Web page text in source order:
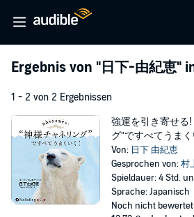
Ergebnis von "日下-由紀恵"
1 - 2 von 2 Ergebnissen
強運を引き寄せる
グ”ですべてうま
Von: 日下 由紀恵
Gesprochen von:村
Spieldauer: 4 Std.
Sprache: Japanisch
Noch nicht bewertet